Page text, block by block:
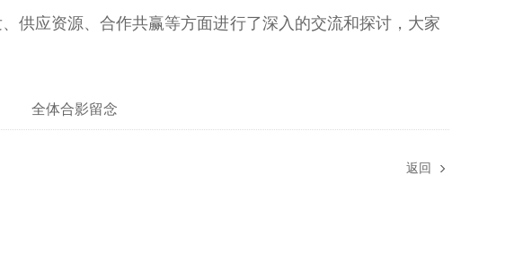
供应资源、合作共赢等方面进行了深入的交流和探讨，大家
全体合影留念
返回